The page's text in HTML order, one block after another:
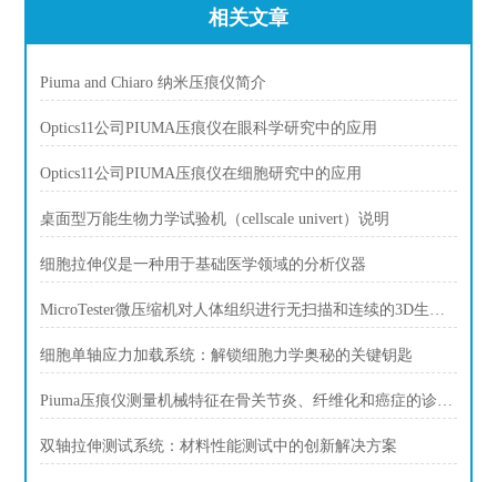
相关文章
Piuma and Chiaro 纳米压痕仪简介
Optics11公司PIUMA压痕仪在眼科学研究中的应用
Optics11公司PIUMA压痕仪在细胞研究中的应用
桌面型万能生物力学试验机（cellscale univert）说明
细胞拉伸仪是一种用于基础医学领域的分析仪器
MicroTester微压缩机对人体组织进行无扫描和连续的3D生物打印
细胞单轴应力加载系统：解锁细胞力学奥秘的关键钥匙
Piuma压痕仪测量机械特征在骨关节炎、纤维化和癌症的诊断中发挥作用。
双轴拉伸测试系统：材料性能测试中的创新解决方案